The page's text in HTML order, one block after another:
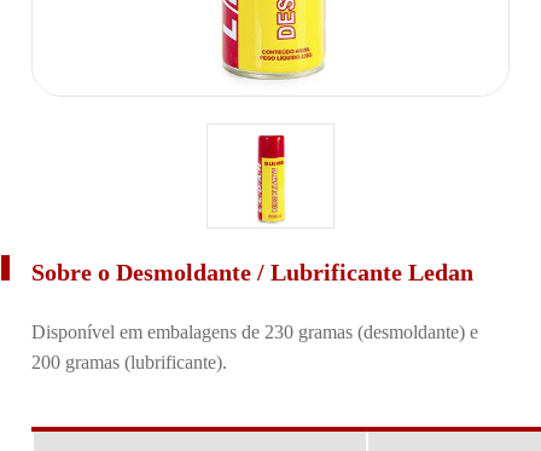
Sobre o Desmoldante / Lubrificante Ledan
Disponível em embalagens de 230 gramas (desmoldante) e
200 gramas (lubrificante).